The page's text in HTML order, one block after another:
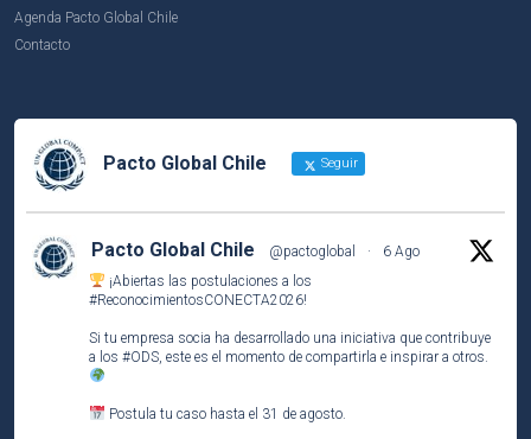
Agenda Pacto Global Chile
Contacto
Pacto Global Chile Seguir
Pacto Global Chile @pactoglobal ·
6 Ago
¡Abiertas las postulaciones a los
#ReconocimientosCONECTA2026!
Si tu empresa socia ha desarrollado una iniciativa que contribuye
a los #ODS , este es el momento de compartirla e inspirar a otros.
Postula tu caso hasta el 31 de agosto.